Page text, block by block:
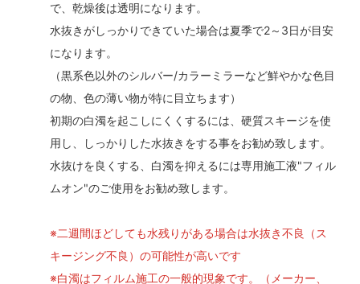
で、乾燥後は透明になります。
水抜きがしっかりできていた場合は夏季で2～3日が目安
になります。
（黒系色以外のシルバー/カラーミラーなど鮮やかな色目
の物、色の薄い物が特に目立ちます）
初期の白濁を起こしにくくするには、硬質スキージを使
用し、しっかりした水抜きをする事をお勧め致します。
水抜けを良くする、白濁を抑えるには専用施工液"フィル
ムオン"のご使用をお勧め致します。
※二週間ほどしても水残りがある場合は水抜き不良（ス
キージング不良）の可能性が高いです
※白濁はフィルム施工の一般的現象です。（メーカー、